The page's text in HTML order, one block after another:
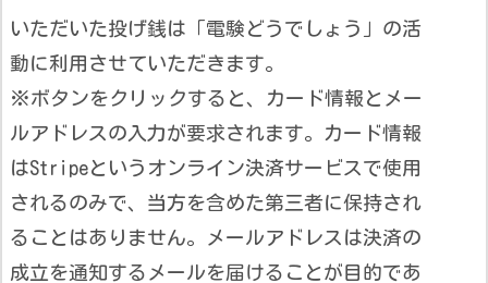
いただいた投げ銭は「電験どうでしょう」の活
動に利用させていただきます。
※ボタンをクリックすると、カード情報とメー
ルアドレスの入力が要求されます。カード情報
はStripeというオンライン決済サービスで使用
されるのみで、当方を含めた第三者に保持され
ることはありません。メールアドレスは決済の
成立を通知するメールを届けることが目的であ